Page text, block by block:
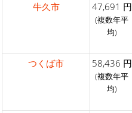
牛久市 47,691 円
(複数年平
均)
つくば市 58,436 円
(複数年平
均)